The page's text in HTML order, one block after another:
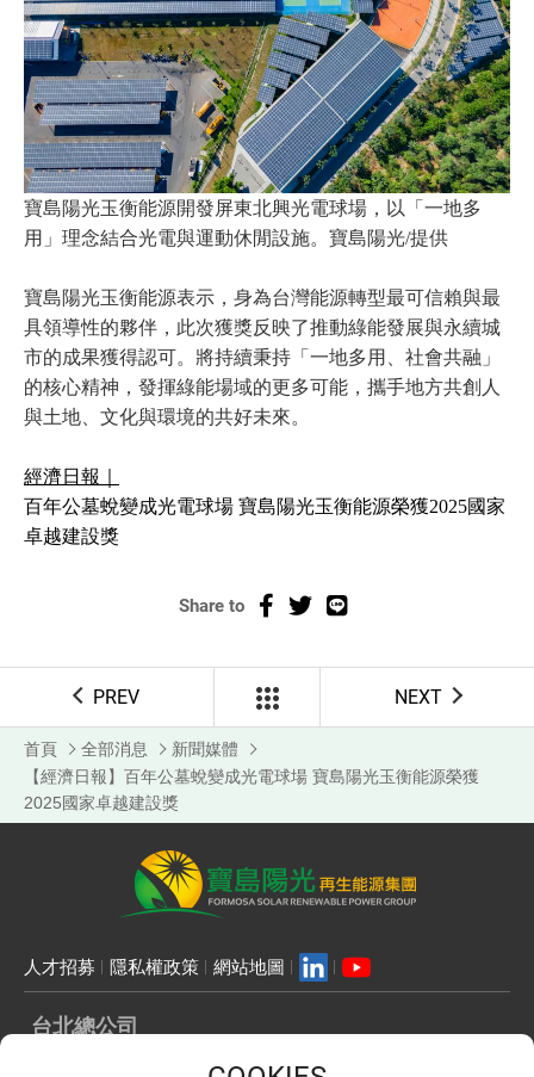
寶島陽光玉衡能源開發屏東北興光電球場，以「一地多
用」理念結合光電與運動休閒設施。寶島陽光/提供
寶島陽光玉衡能源表示，身為台灣能源轉型最可信賴與最
具領導性的夥伴，此次獲獎反映了推動綠能發展與永續城
市的成果獲得認可。將持續秉持「一地多用、社會共融」
的核心精神，發揮綠能場域的更多可能，攜手地方共創人
與土地、文化與環境的共好未來。
經濟日報｜
百年公墓蛻變成光電球場 寶島陽光玉衡能源榮獲2025國家
卓越建設獎
Share to
PREV NEXT
首頁 全部消息
新聞媒體
【經濟日報】百年公墓蛻變成光電球場 寶島陽光玉衡能源榮獲
2025國家卓越建設獎
人才招募 隱私權政策 網站地圖
台北總公司